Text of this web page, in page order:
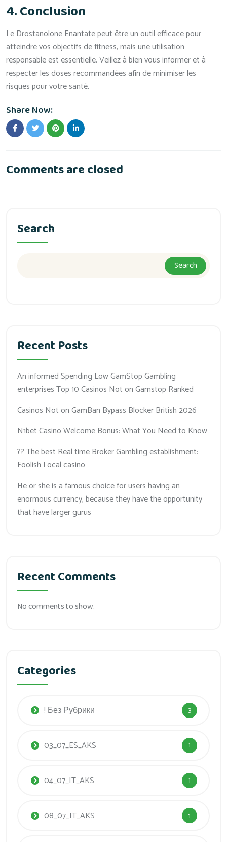
4. Conclusion
Le Drostanolone Enantate peut être un outil efficace pour
atteindre vos objectifs de fitness, mais une utilisation
responsable est essentielle. Veillez à bien vous informer et à
respecter les doses recommandées afin de minimiser les
risques pour votre santé.
Share Now:
Comments are closed
Search
Search
Recent Posts
An informed Spending Low GamStop Gambling
enterprises Top 10 Casinos Not on Gamstop Ranked
Casinos Not on GamBan Bypass Blocker British 2026
N1bet Casino Welcome Bonus: What You Need to Know
?? The best Real time Broker Gambling establishment:
Foolish Local casino
He or she is a famous choice for users having an
enormous currency, because they have the opportunity
that have larger gurus
Recent Comments
No comments to show.
Categories
! Без Рубрики 3
03_07_ES_AKS 1
04_07_IT_AKS 1
08_07_IT_AKS 1